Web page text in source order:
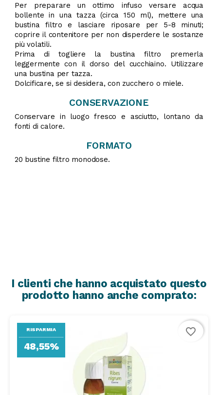
Per preparare un ottimo infuso versare acqua
bollente in una tazza (circa 150 ml), mettere una
bustina filtro e lasciare riposare per 5-8 minuti;
coprire il contenitore per non disperdere le sostanze
più volatili.
Prima di togliere la bustina filtro premerla
leggermente con il dorso del cucchiaino. Utilizzare
una bustina per tazza.
Dolcificare, se si desidera, con zucchero o miele.
CONSERVAZIONE
Conservare in luogo fresco e asciutto, lontano da
fonti di calore.
FORMATO
20 bustine filtro monodose.
I clienti che hanno acquistato questo
prodotto hanno anche comprato:
RISPARMIA
48,55%
favorite_border